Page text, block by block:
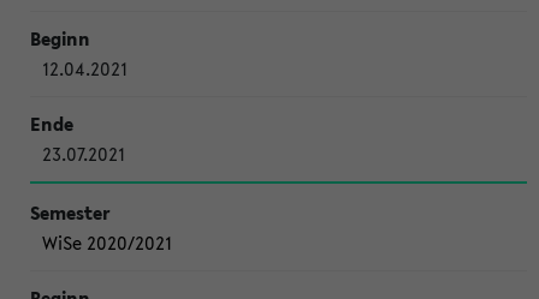
12.04.2021
23.07.2021
WiSe 2020/2021